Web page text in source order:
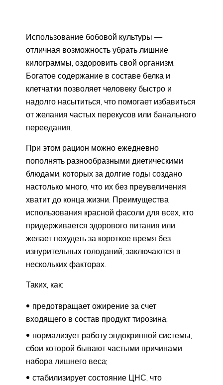
Использование бобовой культуры —
отличная возможность убрать лишние
килограммы, оздоровить свой организм.
Богатое содержание в составе белка и
клетчатки позволяет человеку быстро и
надолго насытиться, что помогает избавиться
от желания частых перекусов или банального
переедания.
При этом рацион можно ежедневно
пополнять разнообразными диетическими
блюдами, которых за долгие годы создано
настолько много, что их без преувеличения
хватит до конца жизни. Преимущества
использования красной фасоли для всех, кто
придерживается здорового питания или
желает похудеть за короткое время без
изнурительных голоданий, заключаются в
нескольких факторах.
Таких, как:
предотвращает ожирение за счет
входящего в состав продукт тирозина;
нормализует работу эндокринной системы,
сбои которой бывают частыми причинами
набора лишнего веса;
стабилизирует состояние ЦНС, что